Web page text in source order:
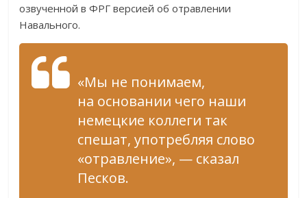
озвученной в ФРГ версией об отравлении
Навального.
«Мы не понимаем,
на основании чего наши
немецкие коллеги так
спешат, употребляя слово
«отравление», — сказал
Песков.